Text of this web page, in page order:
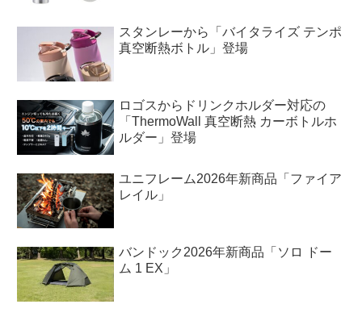
スタンレーから「バイタライズ テンポ
真空断熱ボトル」登場
ロゴスからドリンクホルダー対応の
「ThermoWall 真空断熱 カーボトルホ
ルダー」登場
ユニフレーム2026年新商品「ファイア
レイル」
バンドック2026年新商品「ソロ ドー
ム 1 EX」